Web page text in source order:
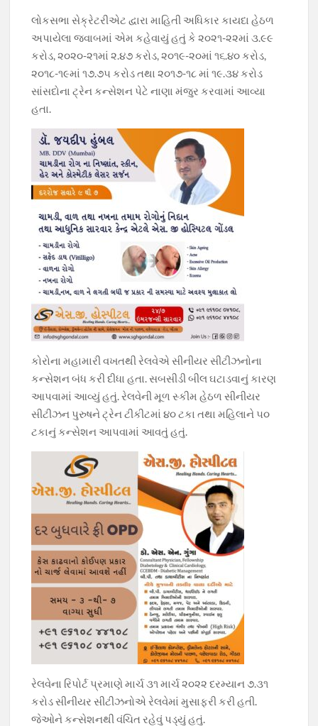
લોકસભા સેક્રેટરીએટ દ્વારા માહિતી અધિકાર કાયદા હેઠળ
અપાયેલા જવાબમાં એમ કહેવાયું હતું કે ૨૦૨૧-૨૨માં ૩.૯૯
કરોડ, ૨૦૨૦-૨૧માં ૨.૪૭ કરોડ, ૨૦૧૯-૨૦માં ૧૬.૪૦ કરોડ,
૨૦૧૮-૧૯માં ૧૭.૭૫ કરોડ તથા ૨૦૧૭-૧૮ માં ૧૯.૩૪ કરોડ
સાંસદોના ટ્રેન કન્સેશન પેટે નાણા મંજુર કરવામાં આવ્યા
હતા.
કોરોના મહામારી વખતથી રેલવેએ સીનીયર સીટીઝનોના
કન્સેશન બંધ કરી દીધા હતા. સબસીડી બીલ ઘટાડવાનું કારણ
આપવામાં આવ્યું હતું. રેલવેની મૂળ સ્કીમ હેઠળ સીનીયર
સીટીઝન પુરુષને ટ્રેન ટીકીટમાં ૪૦ ટકા તથા મહિલાને ૫૦
ટકાનું કન્સેશન આપવામાં આવતું હતું.
રેલવેના રિપોર્ટ પ્રમાણે માર્ચ ૩૧ માર્ચ ૨૦૨૨ દરમ્યાન ૭.૩૧
કરોડ સીનીયર સીટીઝનોએ રેલવેમાં મુસાફરી કરી હતી.
જેઓને કન્સેશનથી વંચિત રહેવું પડ્યું હતું.